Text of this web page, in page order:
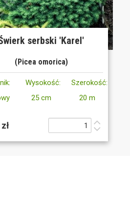
serbski 'Karel'
(Picea omorica)
Wysokość:
25 cm
Szerokość:
20 m